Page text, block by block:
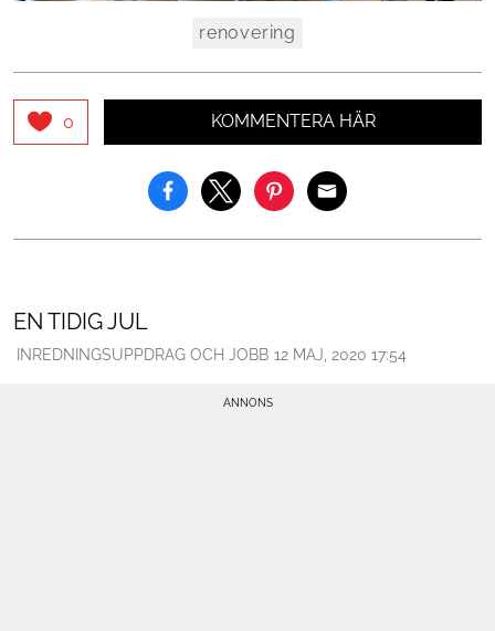
renovering
0 KOMMENTERA HÄR
EN TIDIG JUL
INREDNINGSUPPDRAG OCH JOBB 12 MAJ, 2020 17:54